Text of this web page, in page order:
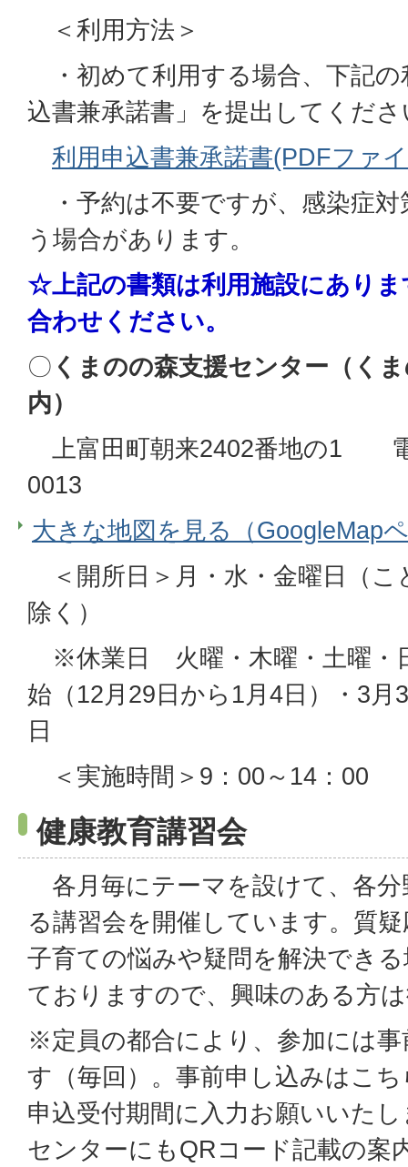
＜利用方法＞
・初めて利用する場合、下記の
込書兼承諾書」を提出してくださ
利用申込書兼承諾書(PDFファ
・予約は不要ですが、感染症対
う場合があります。
☆上記の書類は利用施設にあり
合わせください。
〇 くまのの森支援センター（く
内）
上富田町朝来2402番地の1 電
0013
大きな地図を見る（GoogleMap
＜開所日＞月・水・金曜日（こ
除く）
※休業日 火曜・木曜・土曜・
始（12月29日から1月4日）・3月
日
＜実施時間＞9：00～14：00
健康教育講習会
各月毎にテーマを設けて、各
る講習会を開催しています。質
子育ての悩みや疑問を解決でき
ておりますので、興味のある方
※定員の都合により、参加には
す（毎回）。事前申し込みはこ
申込受付期間に入力お願いいた
センターにもQRコード記載の案